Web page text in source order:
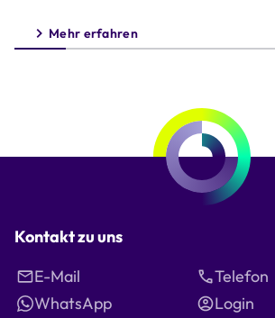
Mehr erfahren
Kontakt zu uns
E-Mail
Telefon
WhatsApp
Login